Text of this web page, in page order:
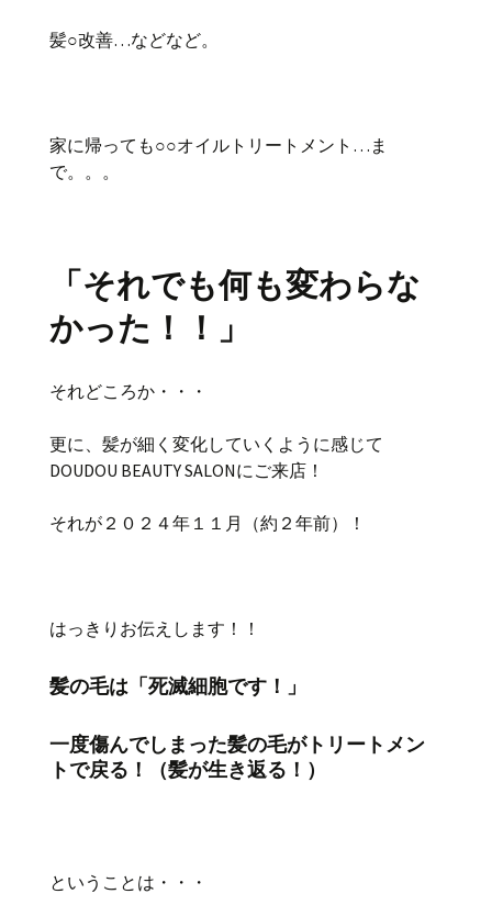
髪○改善…などなど。
家に帰っても○○オイルトリートメント…ま
で。。。
「それでも何も変わらな
かった！！」
それどころか・・・
更に、髪が細く変化していくように感じて
DOUDOU BEAUTY SALONにご来店！
それが２０２４年１１月（約２年前）！
はっきりお伝えします！！
髪の毛は「死滅細胞です！」
一度傷んでしまった髪の毛がトリートメン
トで戻る！（髪が生き返る！）
ということは・・・